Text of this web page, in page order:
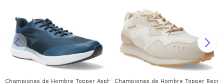
Championes de Hombre Topper Asphalt Topper - Azul Petroleo - Azul
Championes de Hombre Topper